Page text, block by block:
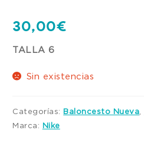
30,00€
TALLA 6
Sin existencias
Categorías: Baloncesto Nueva
Marca: Nike